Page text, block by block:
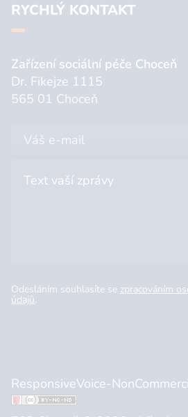
RYCHLÝ KONTAKT
Zařízení sociální péče Choceň
Dr. Fikejze 1115
565 01 Choceň
Odesláním souhlasíte se zpracováním
údajů.
ResponsiveVoice-